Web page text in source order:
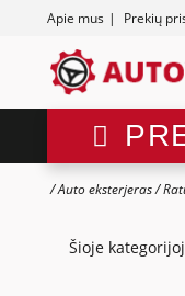
Apie mus | Prekių
Auto eksterjeras
Šioje